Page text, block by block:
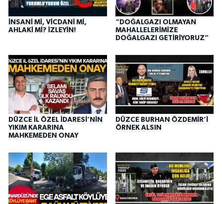
İNSANİ Mİ, VİCDANİ Mİ,
AHLAKİ Mİ? İZLEYİN!
“DOĞALGAZI OLMAYAN
MAHALLELERİMİZE
DOĞALGAZI GETİRİYORUZ”
DÜZCE İL ÖZEL İDARESİ’NİN
YIKIM KARARINA
MAHKEMEDEN ONAY
DÜZCE BURHAN ÖZDEMİR’İ
ÖRNEK ALSIN